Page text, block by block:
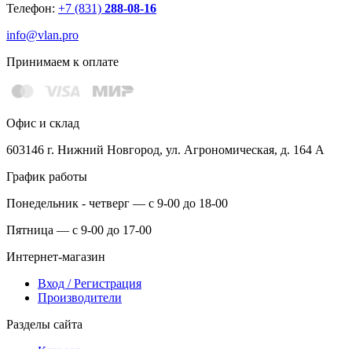
Телефон: +7 (831) 288-08-16
info@vlan.pro
Принимаем к оплате
Офис и склад
603146 г. Нижний Новгород, ул. Агрономическая, д. 164 А
График работы
Понедельник - четверг — с 9-00 до 18-00
Пятница — с 9-00 до 17-00
Интернет-магазин
Вход / Регистрация
Производители
Разделы сайта